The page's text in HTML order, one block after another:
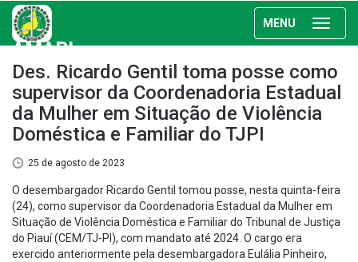
MENU
AMAPI
Des. Ricardo Gentil toma posse como
supervisor da Coordenadoria Estadual
da Mulher em Situação de Violência
Doméstica e Familiar do TJPI
25 de agosto de 2023
O desembargador Ricardo Gentil tomou posse, nesta quinta-feira
(24), como supervisor da Coordenadoria Estadual da Mulher em
Situação de Violência Doméstica e Familiar do Tribunal de Justiça
do Piauí (CEM/TJ-PI), com mandato até 2024. O cargo era
exercido anteriormente pela desembargadora Eulália Pinheiro,